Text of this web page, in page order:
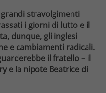
grandi stravolgimenti
i giorni di lutto e il
dunque, gli inglesi
e cambiamenti radicali.
il fratello – il
e la nipote Beatrice di